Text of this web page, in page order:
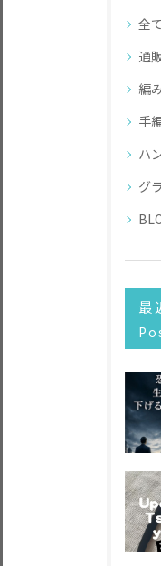
全
通
編
手
ハ
グ
最